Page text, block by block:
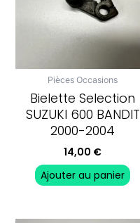
Pièces Occasions
Bielette Selection
SUZUKI 600 BANDIT
2000-2004
14,00 €
Ajouter au panier